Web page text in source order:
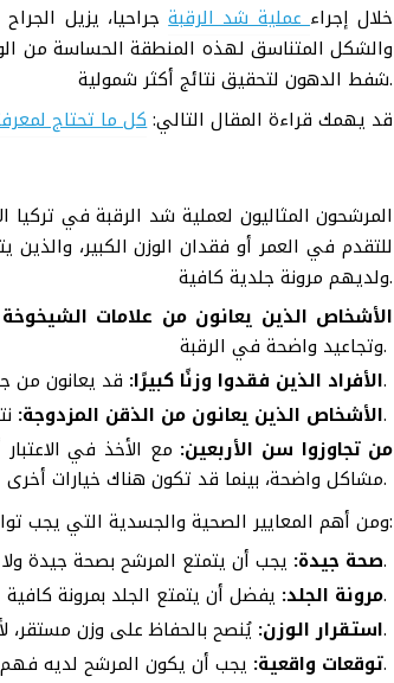
خلال إجراءعملية شد الرقبةجراحيا، يزيل
والشكل المتناسق لهذه المنطقة الحساسة من
شفط الدهون لتحقيق نتائج أكثر شمولية.
قد يهمك قراءة المقال التالي:كل ما تحتاج
المرشحون المثاليون لعملية شد الرقبة في
للتقدم في العمر أو فقدان الوزن الكبير،
ولديهم مرونة جلدية كافية.
الأشخاص الذين يعانون من علامات
وتجاعيد واضحة في الرقبة.
الأفراد الذين فقدوا وزنًا كبيرًا:قد يعانون من جلد زائد ومترهل لا يمكن شده بشكل طبيعي بعد فقدان الوزن.
الأشخاص الذين يعانون من الذقن المزدوجة:نتيجة لتراكم الدهون الزائدة تحت الذقن.
من تجاوزوا سن الأربعين: مع الأخذ في
مشاكل واضحة، بينما قد تكون هناك خيارات أخرى للحالات الأقل حدة.
ومن أهم المعايير الصحية والجسدية التي يجب توافرها في الشخص المرشح:
صحة جيدة:يجب أن يتمتع المرشح بصحة جيدة ولا يعاني من أمراض مزمنة قد تؤثر على الشفاء.
مرونة الجلد:يفضل أن يتمتع الجلد بمرونة كافية ليتمكن من التكيف مع التعديلات الجراحية.
استقرار الوزن:يُنصح بالحفاظ على وزن مستقر، لأن تقلبات الوزن الكبيرة بعد الجراحة قد تؤثر على النتائج.
توقعات واقعية:يجب أن يكون المرشح لديه فهم واضح لما يمكن أن تحققه الجراحة وما هي حدودها.